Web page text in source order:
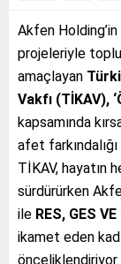
Akfen
projeleriyle
amaçlayan
Vakfı (TİKAV),
kapsamında
afet
TİKAV, hayatın
sürdürürken
ile RES, GES VE
ikamet eden
önceliklendiriyor.